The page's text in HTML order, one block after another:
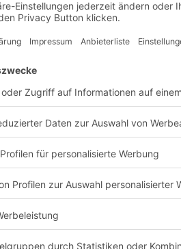
Anforderung